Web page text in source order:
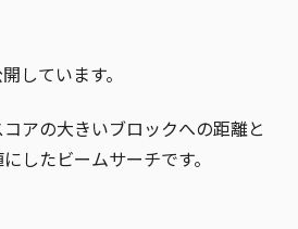
しています。
アの大きいブロックへの距離と
したビームサーチです。